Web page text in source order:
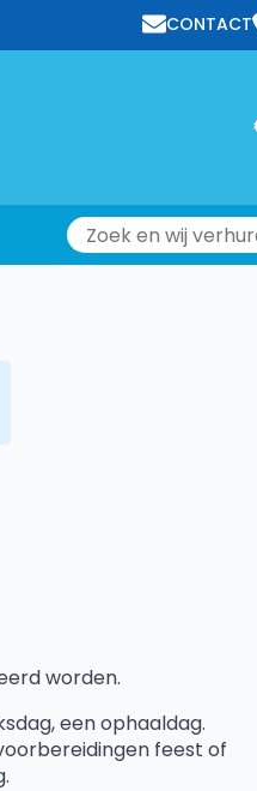
CONTACT
worden.
een ophaaldag.
feest of